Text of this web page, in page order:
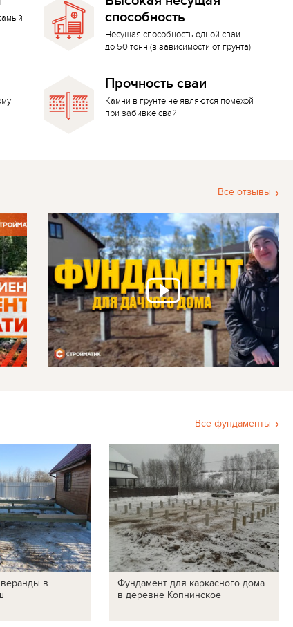
способность
Несущая способность одной сваи
до 50 тонн (в зависимости от грунта)
Прочность сваи
Камни в грунте не являются помехой
при забивке свай
Все отзывы
Все фундаменты
в
Фундамент для каркасного дома
в деревне Копнинское